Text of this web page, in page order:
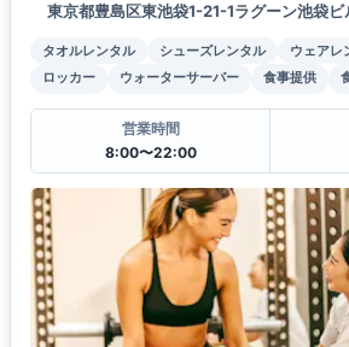
東京都豊島区東池袋1-21-1ラグーン池袋
タオルレンタル シューズレンタル ウェアレ
ロッカー
ウォーターサーバー 食事提供
営業時間
8:00〜22:00